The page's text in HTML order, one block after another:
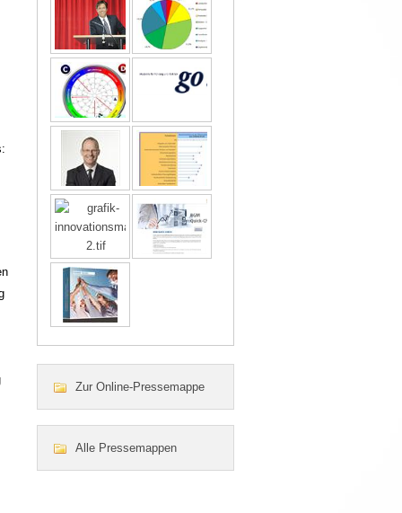
Zur Online-Pressemappe
Alle Pressemappen